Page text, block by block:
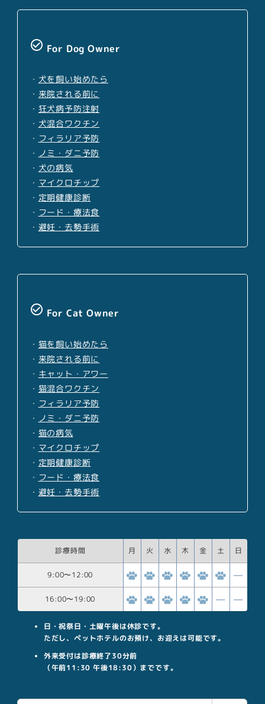
check_circle_outline For Dog Owner
・ 犬を飼い始めたら
・ 来院される前に
・ 狂犬病予防注射
・ 犬混合ワクチン
・ フィラリア予防
・ ノミ・ダニ予防
・ 犬の病気
・ マイクロチップ
・ 定期健康診断
・ フード・療法食
・ 避妊・去勢手術
check_circle_outline For Cat Owner
・ 猫を飼い始めたら
・ 来院される前に
・ キャット・アワー
・ 猫混合ワクチン
・ フィラリア予防
・ ノミ・ダニ予防
・ 猫の病気
・ マイクロチップ
・ 定期健康診断
・ フード・療法食
・ 避妊・去勢手術
診療時間 月 火 水 木 金 土 日
9:00〜12:00
16:00〜19:00
日・祝祭日・土曜午後は休診です。
ただし、ペットホテルのお預け、お迎えは可能です。
外来受付は診療終了30分前
（午前11:30 午後18:30）までです。